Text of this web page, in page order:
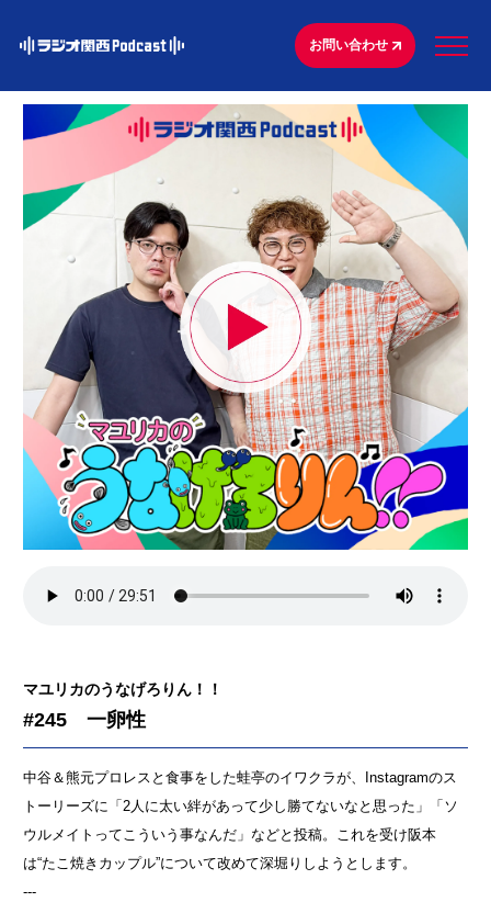
お問い合わせ
マユリカのうなげろりん！！
#245 一卵性
中谷＆熊元プロレスと食事をした蛙亭のイワクラが、Instagramのス
トーリーズに「2人に太い絆があって少し勝てないなと思った」「ソ
ウルメイトってこういう事なんだ」などと投稿。これを受け阪本
は“たこ焼きカップル”について改めて深堀りしようとします。
---